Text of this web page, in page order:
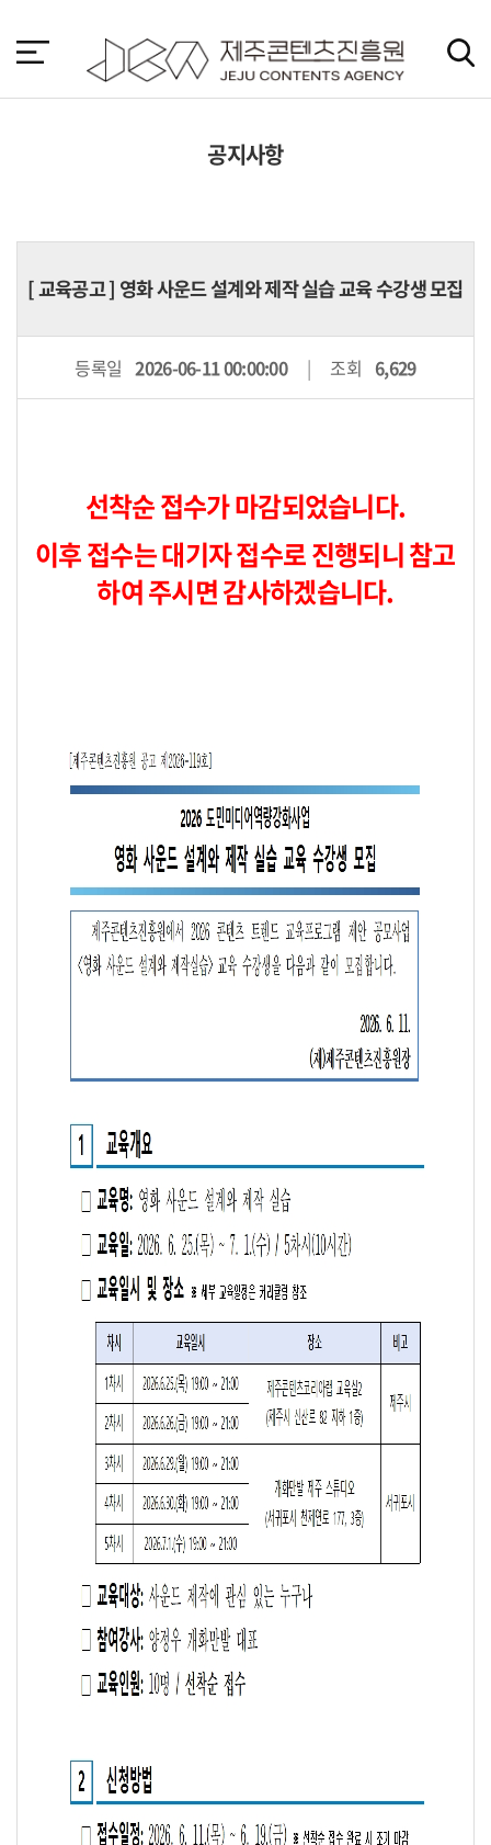
바
가
공지사항
[교육공고] 영화 사운드 설계와 제작 실습 교육 수강생 모집
등록일 2026-06-11 00:00:00 조회 6,629
선착순 접수가 마감되었습니다.
이후 접수는 대기자 접수로 진행되니 참고
하여 주시면 감사하겠습니다.